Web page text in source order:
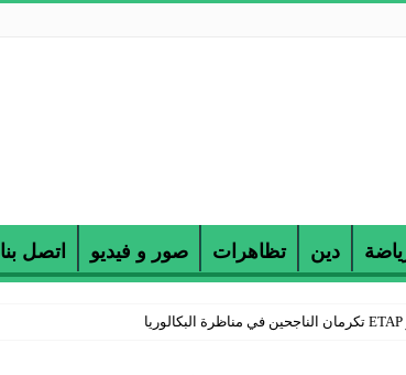
دين تظاهرات صور و فيديو اتصل بنا